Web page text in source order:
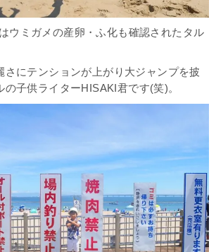
ウミガメの産卵・ふ化も確認されたタル
さにテンションが上がり大ジャンプを披
の子供ライターHISAKI君です(笑)。